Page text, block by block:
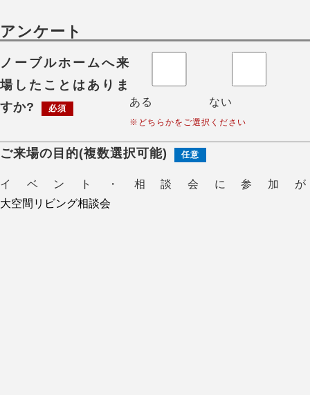
アンケート
ノーブルホームへ来
場したことはありま
すか?
必須
ある ない
※どちらかをご選択ください
ご来場の目的(複数選択可能) 任意
イベント・相談会に参加